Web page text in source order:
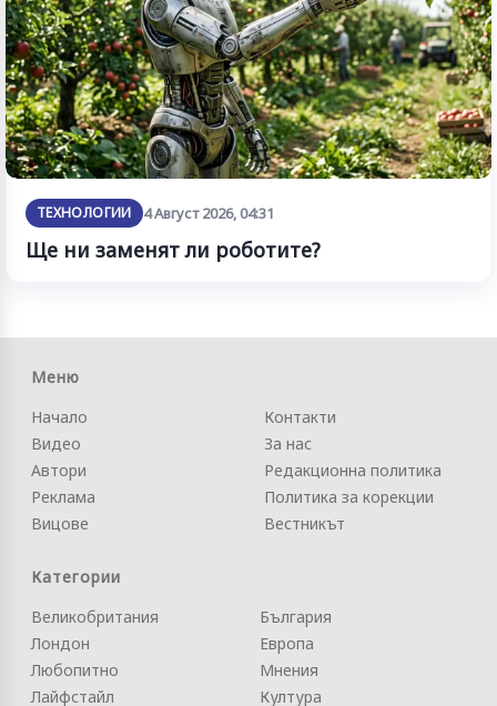
ТЕХНОЛОГИИ 4 Август 2026, 04:31
Ще ни заменят ли роботите?
Меню
Начало
Видео
Автори
Реклама
Вицове
Контакти
За нас
Редакционна политика
Политика за корекции
Вестникът
Категории
Великобритания
Лондон
Любопитно
Лайфстайл
България
Европа
Мнения
Култура